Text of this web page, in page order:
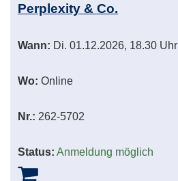
Perplexity & Co.
Wann: Di. 01.12.2026, 18.30 Uhr
Wo: Online
Nr.: 262-5702
Status: Anmeldung möglich